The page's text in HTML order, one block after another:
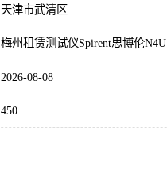
天津市武清区
梅州租赁测试仪Spirent思博伦N4U
2026-08-08
450